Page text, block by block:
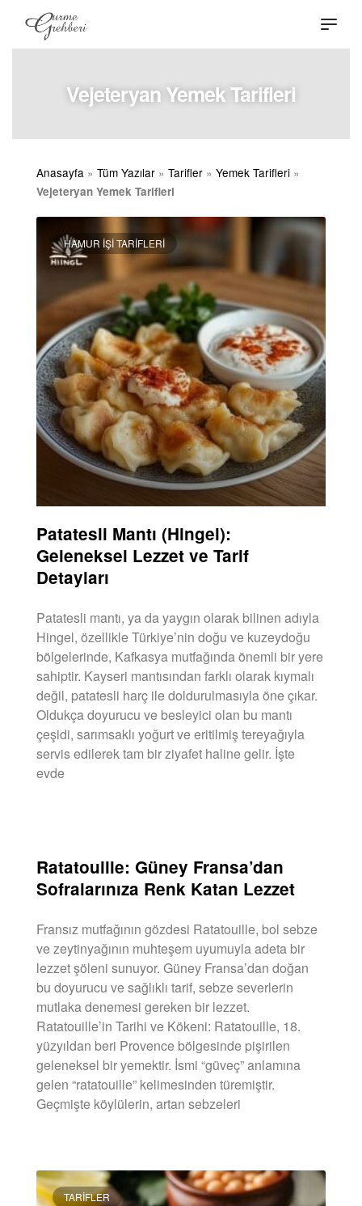
Vejeteryan Yemek Tarifleri
Anasayfa » Tüm Yazılar » Tarifler » Yemek Tarifleri »
Vejeteryan Yemek Tarifleri
HAMUR İŞI TARIFLERI
Patatesli Mantı (Hingel):
Geleneksel Lezzet ve Tarif
Detayları
Patatesli mantı, ya da yaygın olarak bilinen adıyla
Hingel, özellikle Türkiye’nin doğu ve kuzeydoğu
bölgelerinde, Kafkasya mutfağında önemli bir yere
sahiptir. Kayseri mantısından farklı olarak kıymalı
değil, patatesli harç ile doldurulmasıyla öne çıkar.
Oldukça doyurucu ve besleyici olan bu mantı
çeşidi, sarımsaklı yoğurt ve eritilmiş tereyağıyla
servis edilerek tam bir ziyafet haline gelir. İşte
evde
Ratatouille: Güney Fransa’dan
Sofralarınıza Renk Katan Lezzet
Fransız mutfağının gözdesi Ratatouille, bol sebze
ve zeytinyağının muhteşem uyumuyla adeta bir
lezzet şöleni sunuyor. Güney Fransa’dan doğan
bu doyurucu ve sağlıklı tarif, sebze severlerin
mutlaka denemesi gereken bir lezzet.
Ratatouille’in Tarihi ve Kökeni: Ratatouille, 18.
yüzyıldan beri Provence bölgesinde pişirilen
geleneksel bir yemektir. İsmi “güveç” anlamına
gelen “ratatouille” kelimesinden türemiştir.
Geçmişte köylülerin, artan sebzeleri
TARIFLER